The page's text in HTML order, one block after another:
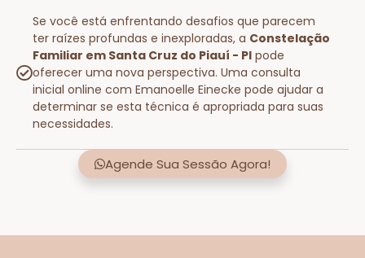
Se você está enfrentando desafios que parecem
ter raízes profundas e inexploradas, a Constelação
Familiar em Santa Cruz do Piauí - PI pode
oferecer uma nova perspectiva. Uma consulta
inicial online com Emanoelle Einecke pode ajudar a
determinar se esta técnica é apropriada para suas
necessidades.
Agende Sua Sessão Agora!